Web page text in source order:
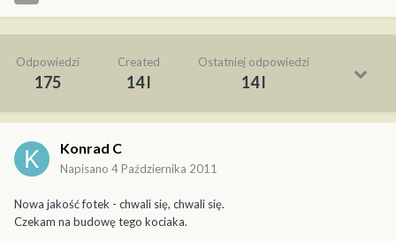
Odpowiedzi
175
Created
14 l
Ostatniej odpowiedzi
14 l
Konrad C
Napisano 4 Października 2011
Nowa jakość fotek - chwali się, chwali się.
Czekam na budowę tego kociaka.